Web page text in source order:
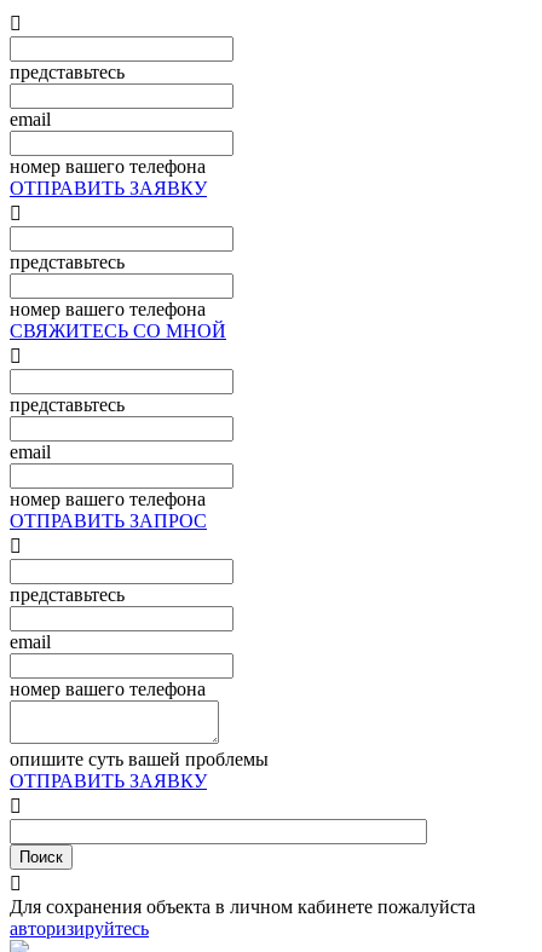

представьтесь
email
номер вашего телефона
ОТПРАВИТЬ ЗАЯВКУ

представьтесь
номер вашего телефона
СВЯЖИТЕСЬ СО МНОЙ

представьтесь
email
номер вашего телефона
ОТПРАВИТЬ ЗАПРОС

представьтесь
email
номер вашего телефона
опишите суть вашей проблемы
ОТПРАВИТЬ ЗАЯВКУ


Для сохранения объекта в личном кабинете пожалуйста
авторизируйтесь